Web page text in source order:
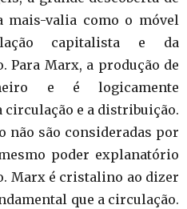
valia como o móvel
capitalista e da
Para Marx, a produção de
e é logicamente
e a distribuição.
não são consideradas por
poder explanatório
Marx é cristalino ao dizer
que a circulação.